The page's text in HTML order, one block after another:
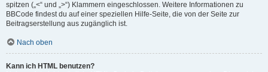
spitzen („<“ und „>“) Klammern eingeschlossen. Weitere Informationen zu
BBCode findest du auf einer speziellen Hilfe-Seite, die von der Seite zur
Beitragserstellung aus zugänglich ist.
Nach oben
Kann ich HTML benutzen?